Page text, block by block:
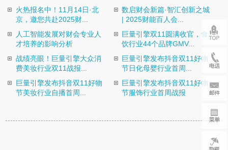
火热报名中！11月14日·北
京，邀您共赴2025财...
数启财会新篇·智汇创新之城
| 2025财能百人会...
人工智能发展对财会专业人
才培养的影响分析
巨量引擎双11圆满收官，食
饮行业44个品牌GMV...
战绩亮眼！巨量引擎大众消
费美妆行业双11战报...
巨量引擎发布抖音双11好物
节日化母婴行业首周...
巨量引擎发布抖音双11好物
节美妆行业自播首周...
巨量引擎发布抖音双11好物
节服饰行业首周战报